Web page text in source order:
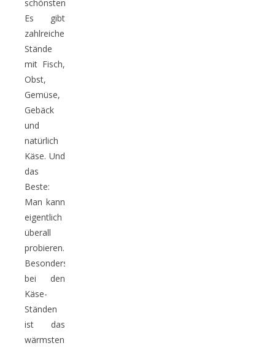
schönsten.
Es gibt
zahlreiche
Stände
mit Fisch,
Obst,
Gemüse,
Gebäck
und
natürlich
Käse. Und
das
Beste:
Man kann
eigentlich
überall
probieren.
Besonders
bei den
Käse-
Ständen
ist das
wärmstens